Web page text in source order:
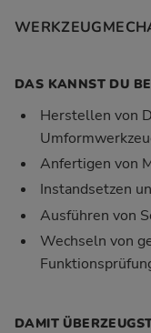
DAS KANNST DU
Herstellen von
Anfertigen von
Instandsetzen
Ausführen von
Wechseln von
DAMIT